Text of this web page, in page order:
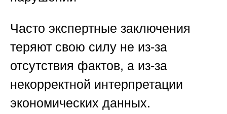
Часто экспертные заключения
теряют свою силу не из-за
отсутствия фактов, а из-за
некорректной интерпретации
экономических данных.